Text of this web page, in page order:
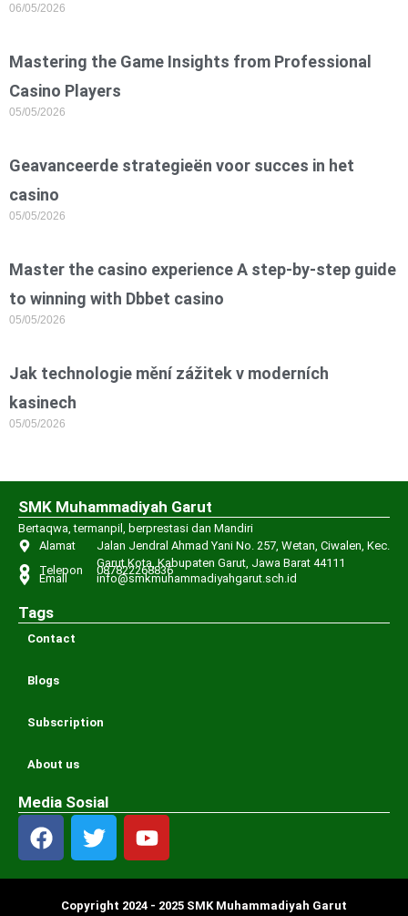
06/05/2026
Mastering the Game Insights from Professional
Casino Players
05/05/2026
Geavanceerde strategieën voor succes in het
casino
05/05/2026
Master the casino experience A step-by-step guide
to winning with Dbbet casino
05/05/2026
Jak technologie mění zážitek v moderních
kasinech
05/05/2026
SMK Muhammadiyah Garut
Bertaqwa, termanpil, berprestasi dan Mandiri
Alamat
Jalan Jendral Ahmad Yani No. 257, Wetan, Ciwalen, Kec.
Garut Kota, Kabupaten Garut, Jawa Barat 44111
Telepon 087822268836
Email info@smkmuhammadiyahgarut.sch.id
Tags
Contact
Blogs
Subscription
About us
Media Sosial
Copyright 2024 - 2025 SMK Muhammadiyah Garut